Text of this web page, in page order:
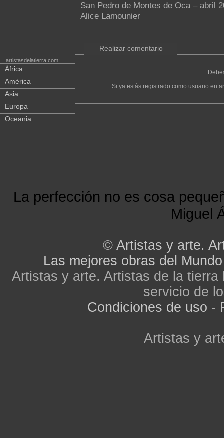
artistasdelatierra.com:
África
América
Asia
Europa
Oceania
San Pedro de Montes de Oca – abril
Alice Lamounier
Realizar comentario
Si ya estás registrado como usuario en
La perfección no es cosa
Miguel
© Artistas y arte.
Las mejores obras del Mundo
Artistas y arte. Artistas de la
servicio de
Condiciones de uso -
Artistas y